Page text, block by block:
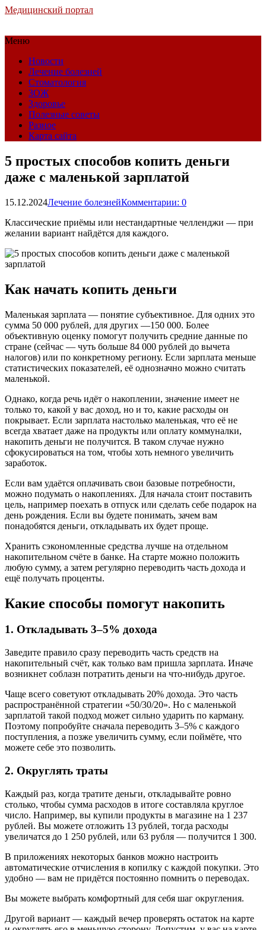
Медицинский портал
Меню
Новости
Лечение болезней
Стоматология
ЗОЖ
Здоровье
Полезные советы
Разное
Карта сайта
5 простых способов копить деньги
даже с маленькой зарплатой
15.12.2024Лечение болезнейКомментарии: 0
Классические приёмы или нестандартные челленджи — при
желании вариант найдётся для каждого.
Как начать копить деньги
Маленькая зарплата — понятие субъективное. Для одних это
сумма 50 000 рублей, для других —150 000. Более
объективную оценку помогут получить средние данные по
стране (сейчас — чуть больше 84 000 рублей до вычета
налогов) или по конкретному региону. Если зарплата меньше
статистических показателей, её однозначно можно считать
маленькой.
Однако, когда речь идёт о накоплении, значение имеет не
только то, какой у вас доход, но и то, какие расходы он
покрывает. Если зарплата настолько маленькая, что её не
всегда хватает даже на продукты или оплату коммуналки,
накопить деньги не получится. В таком случае нужно
сфокусироваться на том, чтобы хоть немного увеличить
заработок.
Если вам удаётся оплачивать свои базовые потребности,
можно подумать о накоплениях. Для начала стоит поставить
цель, например поехать в отпуск или сделать себе подарок на
день рождения. Если вы будете понимать, зачем вам
понадобятся деньги, откладывать их будет проще.
Хранить сэкономленные средства лучше на отдельном
накопительном счёте в банке. На старте можно положить
любую сумму, а затем регулярно переводить часть дохода и
ещё получать проценты.
Какие способы помогут накопить
1. Откладывать 3–5% дохода
Заведите правило сразу переводить часть средств на
накопительный счёт, как только вам пришла зарплата. Иначе
возникнет соблазн потратить деньги на что-нибудь другое.
Чаще всего советуют откладывать 20% дохода. Это часть
распространённой стратегии «50/30/20». Но с маленькой
зарплатой такой подход может сильно ударить по карману.
Поэтому попробуйте сначала переводить 3–5% с каждого
поступления, а позже увеличить сумму, если поймёте, что
можете себе это позволить.
2. Округлять траты
Каждый раз, когда тратите деньги, откладывайте ровно
столько, чтобы сумма расходов в итоге составляла круглое
число. Например, вы купили продукты в магазине на 1 237
рублей. Вы можете отложить 13 рублей, тогда расходы
увеличатся до 1 250 рублей, или 63 рубля — получится 1 300.
В приложениях некоторых банков можно настроить
автоматические отчисления в копилку с каждой покупки. Это
удобно — вам не придётся постоянно помнить о переводах.
Вы можете выбрать комфортный для себя шаг округления.
Другой вариант — каждый вечер проверять остаток на карте